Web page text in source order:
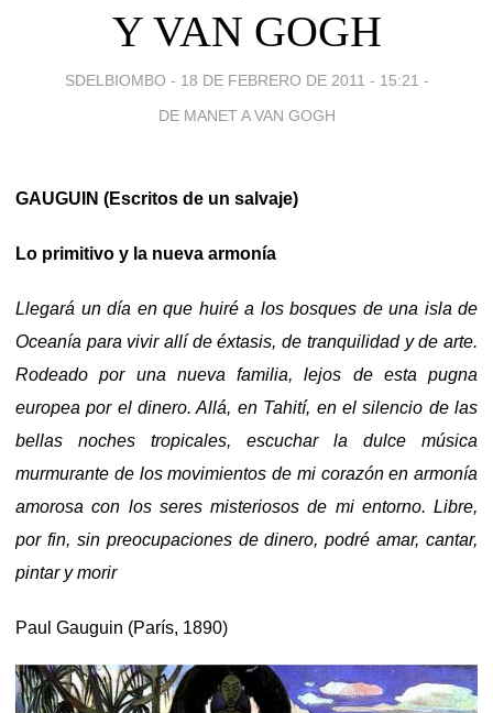
Y VAN GOGH
SDELBIOMBO - 18 DE FEBRERO DE 2011 - 15:21 -
DE MANET A VAN GOGH
GAUGUIN (Escritos de un salvaje)
Lo primitivo y la nueva armonía
Llegará un día en que huiré a los bosques de una isla de
Oceanía para vivir allí de éxtasis, de tranquilidad y de arte.
Rodeado por una nueva familia, lejos de esta pugna
europea por el dinero. Allá, en Tahití, en el silencio de las
bellas noches tropicales, escuchar la dulce música
murmurante de los movimientos de mi corazón en armonía
amorosa con los seres misteriosos de mi entorno. Libre,
por fin, sin preocupaciones de dinero, podré amar, cantar,
pintar y morir
Paul Gauguin (París, 1890)